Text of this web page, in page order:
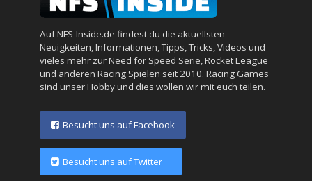
Auf NFS-Inside.de findest du die aktuellsten
Neuigkeiten, Informationen, Tipps, Tricks, Videos und
vieles mehr zur Need for Speed Serie, Rocket League
und anderen Racing Spielen seit 2010. Racing Games
sind unser Hobby und dies wollen wir mit euch teilen.
Besucht uns auf Facebook
Besucht uns auf Twitter